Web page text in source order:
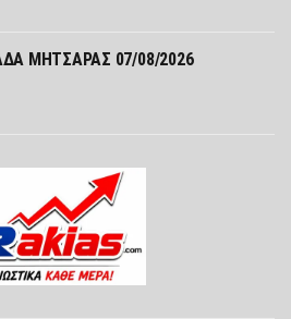
ΜΗΤΣΑΡΑΣ 07/08/2026